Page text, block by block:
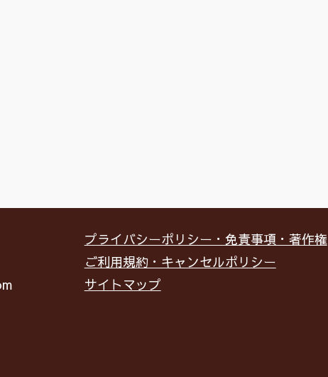
プライバシーポリシー・免責事項・著作権
ご利用規約・キャンセルポリシー
サイトマップ